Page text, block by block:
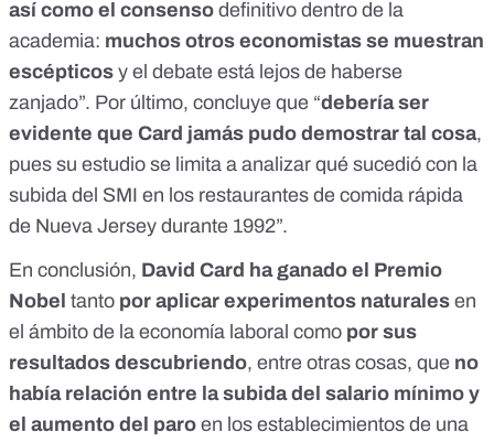
así como el consenso definitivo dentro de la
academia: muchos otros economistas se muestran
escépticos y el debate está lejos de haberse
zanjado”. Por último, concluye que “debería ser
evidente que Card jamás pudo demostrar tal cosa,
pues su estudio se limita a analizar qué sucedió con la
subida del SMI en los restaurantes de comida rápida
de Nueva Jersey durante 1992”.
En conclusión, David Card ha ganado el Premio
Nobel tanto por aplicar experimentos naturales en
el ámbito de la economía laboral como por sus
resultados descubriendo, entre otras cosas, que no
había relación entre la subida del salario mínimo y
el aumento del paro en los establecimientos de una